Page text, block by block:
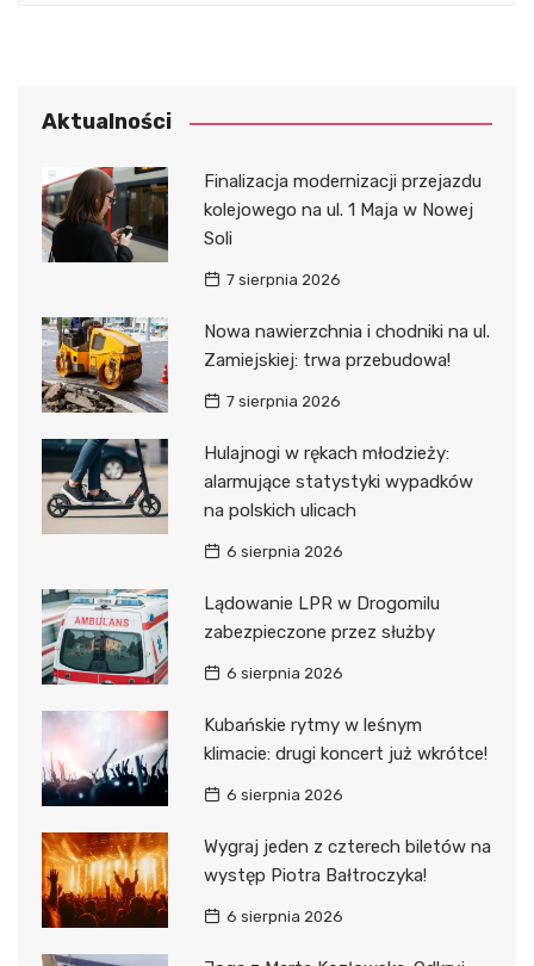
Aktualności
Finalizacja modernizacji przejazdu
kolejowego na ul. 1 Maja w Nowej
Soli
7 sierpnia 2026
Nowa nawierzchnia i chodniki na ul.
Zamiejskiej: trwa przebudowa!
7 sierpnia 2026
Hulajnogi w rękach młodzieży:
alarmujące statystyki wypadków
na polskich ulicach
6 sierpnia 2026
Lądowanie LPR w Drogomilu
zabezpieczone przez służby
6 sierpnia 2026
Kubańskie rytmy w leśnym
klimacie: drugi koncert już wkrótce!
6 sierpnia 2026
Wygraj jeden z czterech biletów na
występ Piotra Bałtroczyka!
6 sierpnia 2026